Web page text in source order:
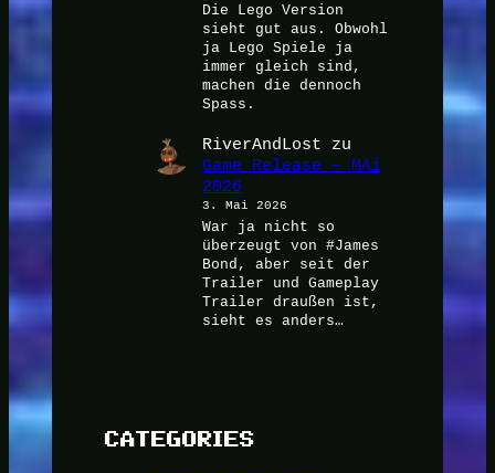
Die Lego Version
sieht gut aus. Obwohl
ja Lego Spiele ja
immer gleich sind,
machen die dennoch
Spass.
RiverAndLost zu
Game Release – MAi
2026
3. Mai 2026
War ja nicht so
überzeugt von #James
Bond, aber seit der
Trailer und Gameplay
Trailer draußen ist,
sieht es anders…
CATEGORIES